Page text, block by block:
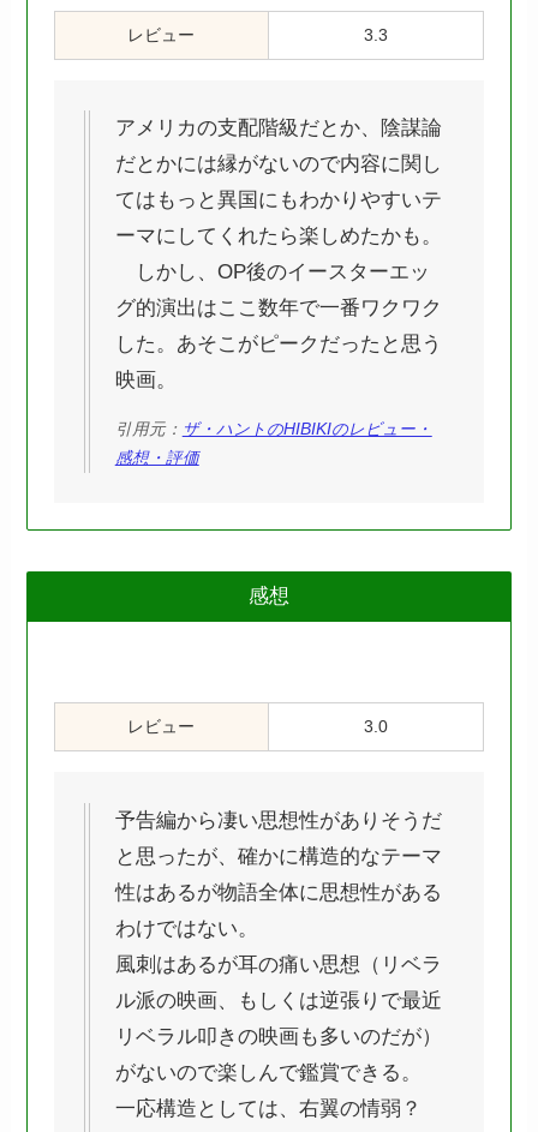
レビュー 3.3
アメリカの支配階級だとか、陰謀論
だとかには縁がないので内容に関し
てはもっと異国にもわかりやすいテ
ーマにしてくれたら楽しめたかも。
しかし、OP後のイースターエッ
グ的演出はここ数年で一番ワクワク
した。あそこがピークだったと思う
映画。
引用元： ザ・ハントのHIBIKIのレビュー・
感想・評価
感想
レビュー 3.0
予告編から凄い思想性がありそうだ
と思ったが、確かに構造的なテーマ
性はあるが物語全体に思想性がある
わけではない。
風刺はあるが耳の痛い思想（リベラ
ル派の映画、もしくは逆張りで最近
リベラル叩きの映画も多いのだが）
がないので楽しんで鑑賞できる。
一応構造としては、右翼の情弱？